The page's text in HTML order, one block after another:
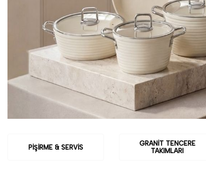
PIŞIRME & SERVIS
GRANIT TENCERE
TAKIMLARI